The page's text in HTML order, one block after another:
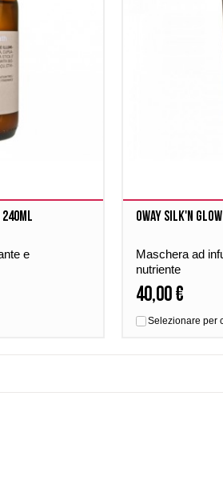
e
Oway Silk'n
Maschera ad
nutriente
40,00 €
Selezionare per